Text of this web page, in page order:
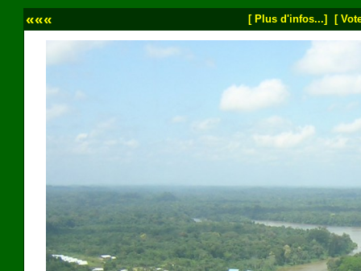
««« [ Plus d'infos...] [